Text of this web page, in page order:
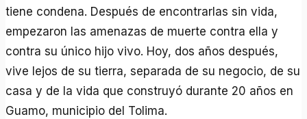
tiene condena. Después de encontrarlas sin vida,
empezaron las amenazas de muerte contra ella y
contra su único hijo vivo. Hoy, dos años después,
vive lejos de su tierra, separada de su negocio, de su
casa y de la vida que construyó durante 20 años en
Guamo, municipio del Tolima.